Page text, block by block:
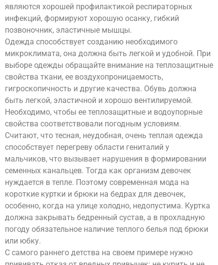
являются хорошей профилактикой респираторных
инфекций, формируют хорошую осанку, гибкий
позвоночник, эластичные мышцы.
Одежда способствует созданию необходимого
микроклимата, она должна быть легкой и удобной. При
выборе одежды обращайте внимание на теплозащитные
свойства ткани, ее воздухопроницаемость,
гигроскопичность и другие качества. Обувь должна
быть легкой, эластичной и хорошо вентилируемой.
Необходимо, чтобы ее теплозащитные и водоупорные
свойства соответствовали погодным условиям.
Считают, что тесная, неудобная, очень теплая одежда
способствует перегреву области гениталий у
мальчиков, что вызывает нарушения в формировании
семенных канальцев. Тогда как организм девочек
нуждается в тепле. Поэтому современная мода на
короткие куртки и брюки на бедрах для девочек,
особенно, когда на улице холодно, недопустима. Куртка
должна закрывать бедренный сустав, а в прохладную
погоду обязательное наличие теплого белья под брюки
или юбку.
С самого раннего детства на своем примере нужно